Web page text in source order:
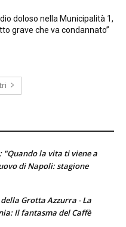
doloso nella Municipalità 1,
grave che va condannato”
"Quando la vita ti viene a
di Napoli: stagione
Grotta Azzurra - La
Il fantasma del Caffè